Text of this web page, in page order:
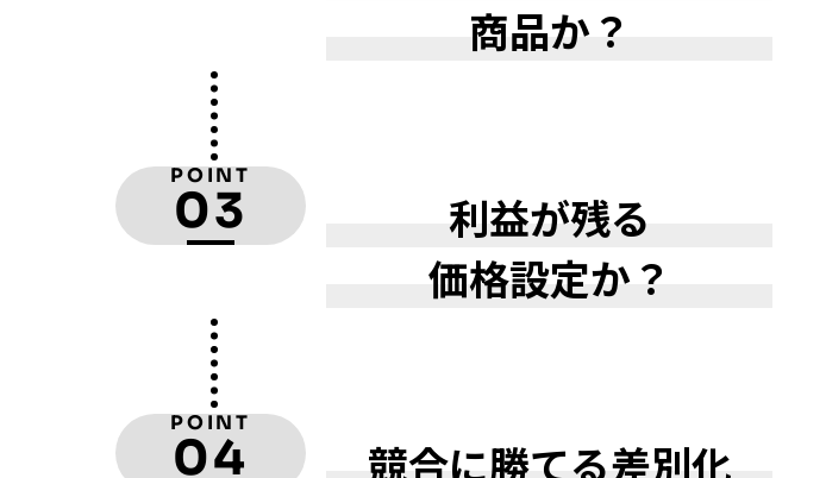
商品か？
POINT
03
利益が残る
価格設定か？
POINT
04
競合に勝てる差別化